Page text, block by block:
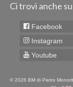
Ci trovi anche
Facebook
Instagram
Youtube
© 2026 BM di Pietro